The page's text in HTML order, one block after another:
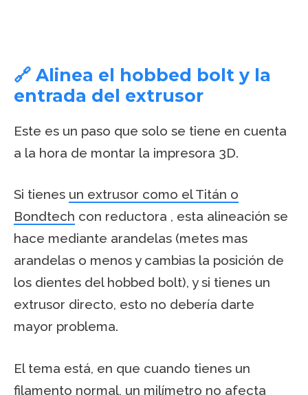
🔗 Alinea el hobbed bolt y la
entrada del extrusor
Este es un paso que solo se tiene en cuenta
a la hora de montar la impresora 3D.
Si tienes un extrusor como el Titán o
Bondtech con reductora , esta alineación se
hace mediante arandelas (metes mas
arandelas o menos y cambias la posición de
los dientes del hobbed bolt), y si tienes un
extrusor directo, esto no debería darte
mayor problema.
El tema está, en que cuando tienes un
filamento normal, un milímetro no afecta